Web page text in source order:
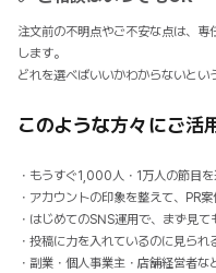
注文前の不明点やご不安な点は、
します。
どれを選べばいいかわからないとい
このような方々にご活
・もうすぐ1,000人・1万人の節目
・アカウントの印象を整えて、PR
・はじめてのSNS運用で、まず見
・投稿に力を入れているのに見ら
・副業・個人事業主・店舗経営者